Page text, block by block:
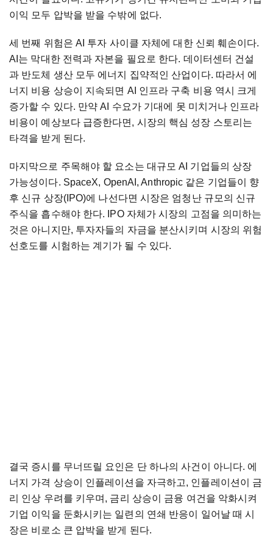
이익 모두 압박을 받을 수밖에 없다.
세 번째 위험은 AI 투자 사이클 자체에 대한 신뢰 훼손이다.
AI 는 막대한 전력과 자본을 필요로 한다. 데이터센터 건설
과 반도체 생산 모두 에너지 집약적인 산업이다. 따라서 에
너지
비용 상승이 지속되면 AI 인프라 구축 비용 역시
크게
증가할 수 있다. 만약 AI 수요가 기대에 못 미치거나 인프라
비용이
예상보다 급증한다면 , 시장의 핵심 성장 스토리는
타격을 받게 된다.
마지막으로 주목해야 할 요소는 대규모 AI 기업들의 상장
가능성이다. SpaceX, OpenAI, Anthropic 같은 기업들이
향
후 신규 상장(IPO)에 나선다면 시장은 엄청난 규모의 신규
주식을 흡수해야 한다. IPO 자체가 시장의 고점을 의미하는
것은 아니지만, 투자자들의 자금을 분산시키며 시장의 위험
선호도를 시험하는 계기가 될 수 있다.
결국 증시를 무너뜨릴 요인은 단 하나의 사건이 아니다. 에
너지
가격 상승이 인플레이션을 자극하고, 인플레이션이
금
리 인상 우려를 키우며 , 금리 상승이 금융 여건을 악화시켜
기업 이익을 둔화시키는 일련의 연쇄 반응이 일어날 때 시
장은 비로소 큰 압박을 받게 된다.